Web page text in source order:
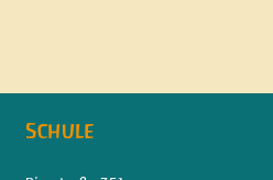
Schule